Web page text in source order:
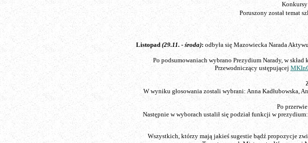
Konkursy
Poruszony został temat
Listopad (29.11. - środa): odbyła się Mazowiecka Narada
Po podsumowaniach wybrano Prezydium Narady, w
Przewodniczący ustępującej
W wyniku głosowania zostali wybrani: Anna Kadłubowska,
Po
Następnie w wyborach ustalił się podział funkcji w
Wszystkich, którzy mają jakieś sugestie bądź propozycje